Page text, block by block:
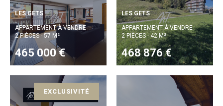
LES GETS
APPARTEMENT À VENDRE
2 PIÈCES - 57 M²
465 000 €
LES GETS
APPARTEMENT À VENDRE
2 PIÈCES - 42 M²
468 876 €
EXCLUSIVITÉ